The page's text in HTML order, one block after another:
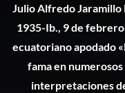
Julio Alfredo
1935-Ib., 9 de
ecuatoriano apodado
fama en
interpretaciones